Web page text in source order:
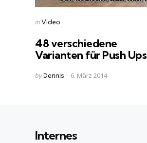
Categories
Posted
inVideo
48 verschiedene
Varianten für Push Ups
Posted
byDennis 6. März 2014
Internes